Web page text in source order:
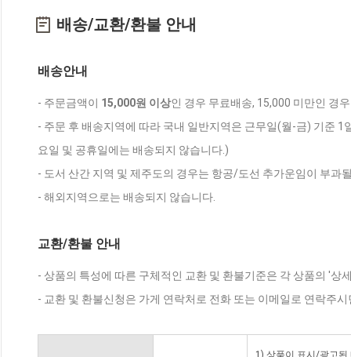
배송/교환/환불 안내
배송안내
- 주문금액이 15,000원 이상인 경우 무료배송, 15,000 미만인 경
- 주문 후 배송지역에 따라 국내 일반지역은 근무일(월-금) 기준
요일 및 공휴일에는 배송되지 않습니다.)
- 도서 산간 지역 및 제주도의 경우는 항공/도선 추가운임이 부과
- 해외지역으로는 배송되지 않습니다.
교환/환불 안내
- 상품의 특성에 따른 구체적인 교환 및 환불기준은 각 상품의 '상
- 교환 및 환불신청은 가게 연락처로 전화 또는 이메일로 연락주
1) 상품이 표시/광고된